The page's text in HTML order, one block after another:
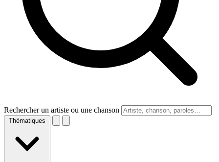
Rechercher un artiste ou une chanson
Thématiques